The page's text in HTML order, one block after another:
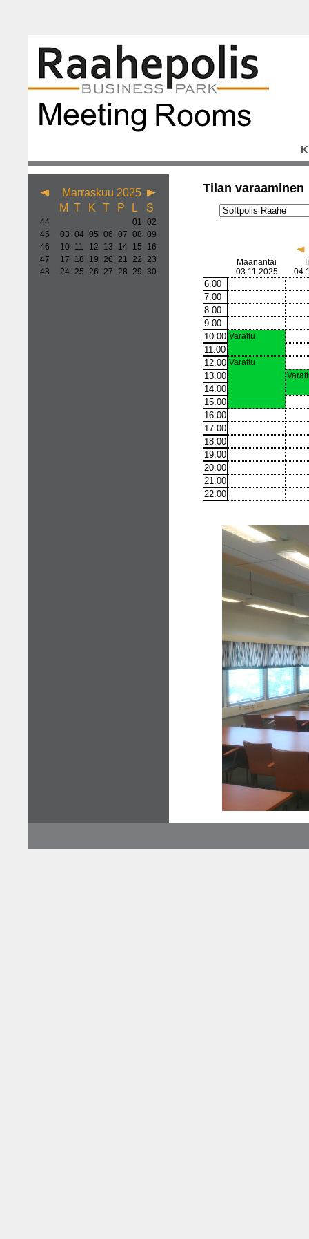
Marraskuu 2025
M T K T P L S
44 01 02
45
03 04 05 06 07 08 09
46
10 11 12 13 14 15
16
47
17 18 19 20 21 22 23
48
24 25 26 27 28 29 30
Tilan varaaminen
Maanantai
03.11.2025
6.00
7.00
8.00
9.00
10.00 Varattu
11.00
12.00 Varattu
13.00
14.00
15.00
16.00
17.00
18.00
19.00
20.00
21.00
22.00